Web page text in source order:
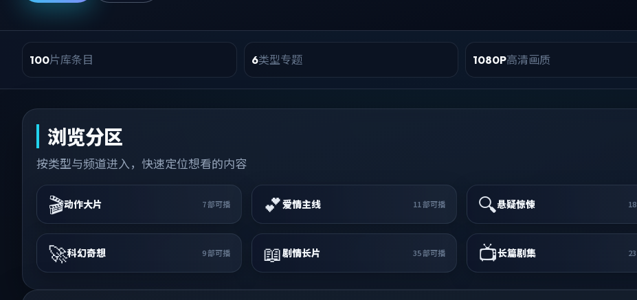
100片库条目 6类型专题 1080P高清画质
浏览分区
按类型与频道进入，快速定位想看的内容
🎬动作大片 7部可播 💕爱情主线 11 部可播 🔍悬疑惊悚 18
🚀科幻奇想 9部可播 📖剧情长片 35部可播 📺长篇剧集 23